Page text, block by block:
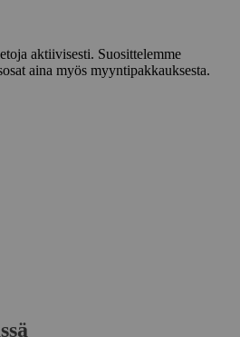
aktiivisesti. Suosittelemme
aina myös myyntipakkauksesta.